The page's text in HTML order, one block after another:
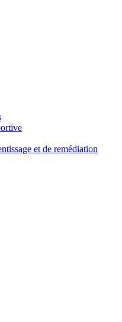
et de remédiation